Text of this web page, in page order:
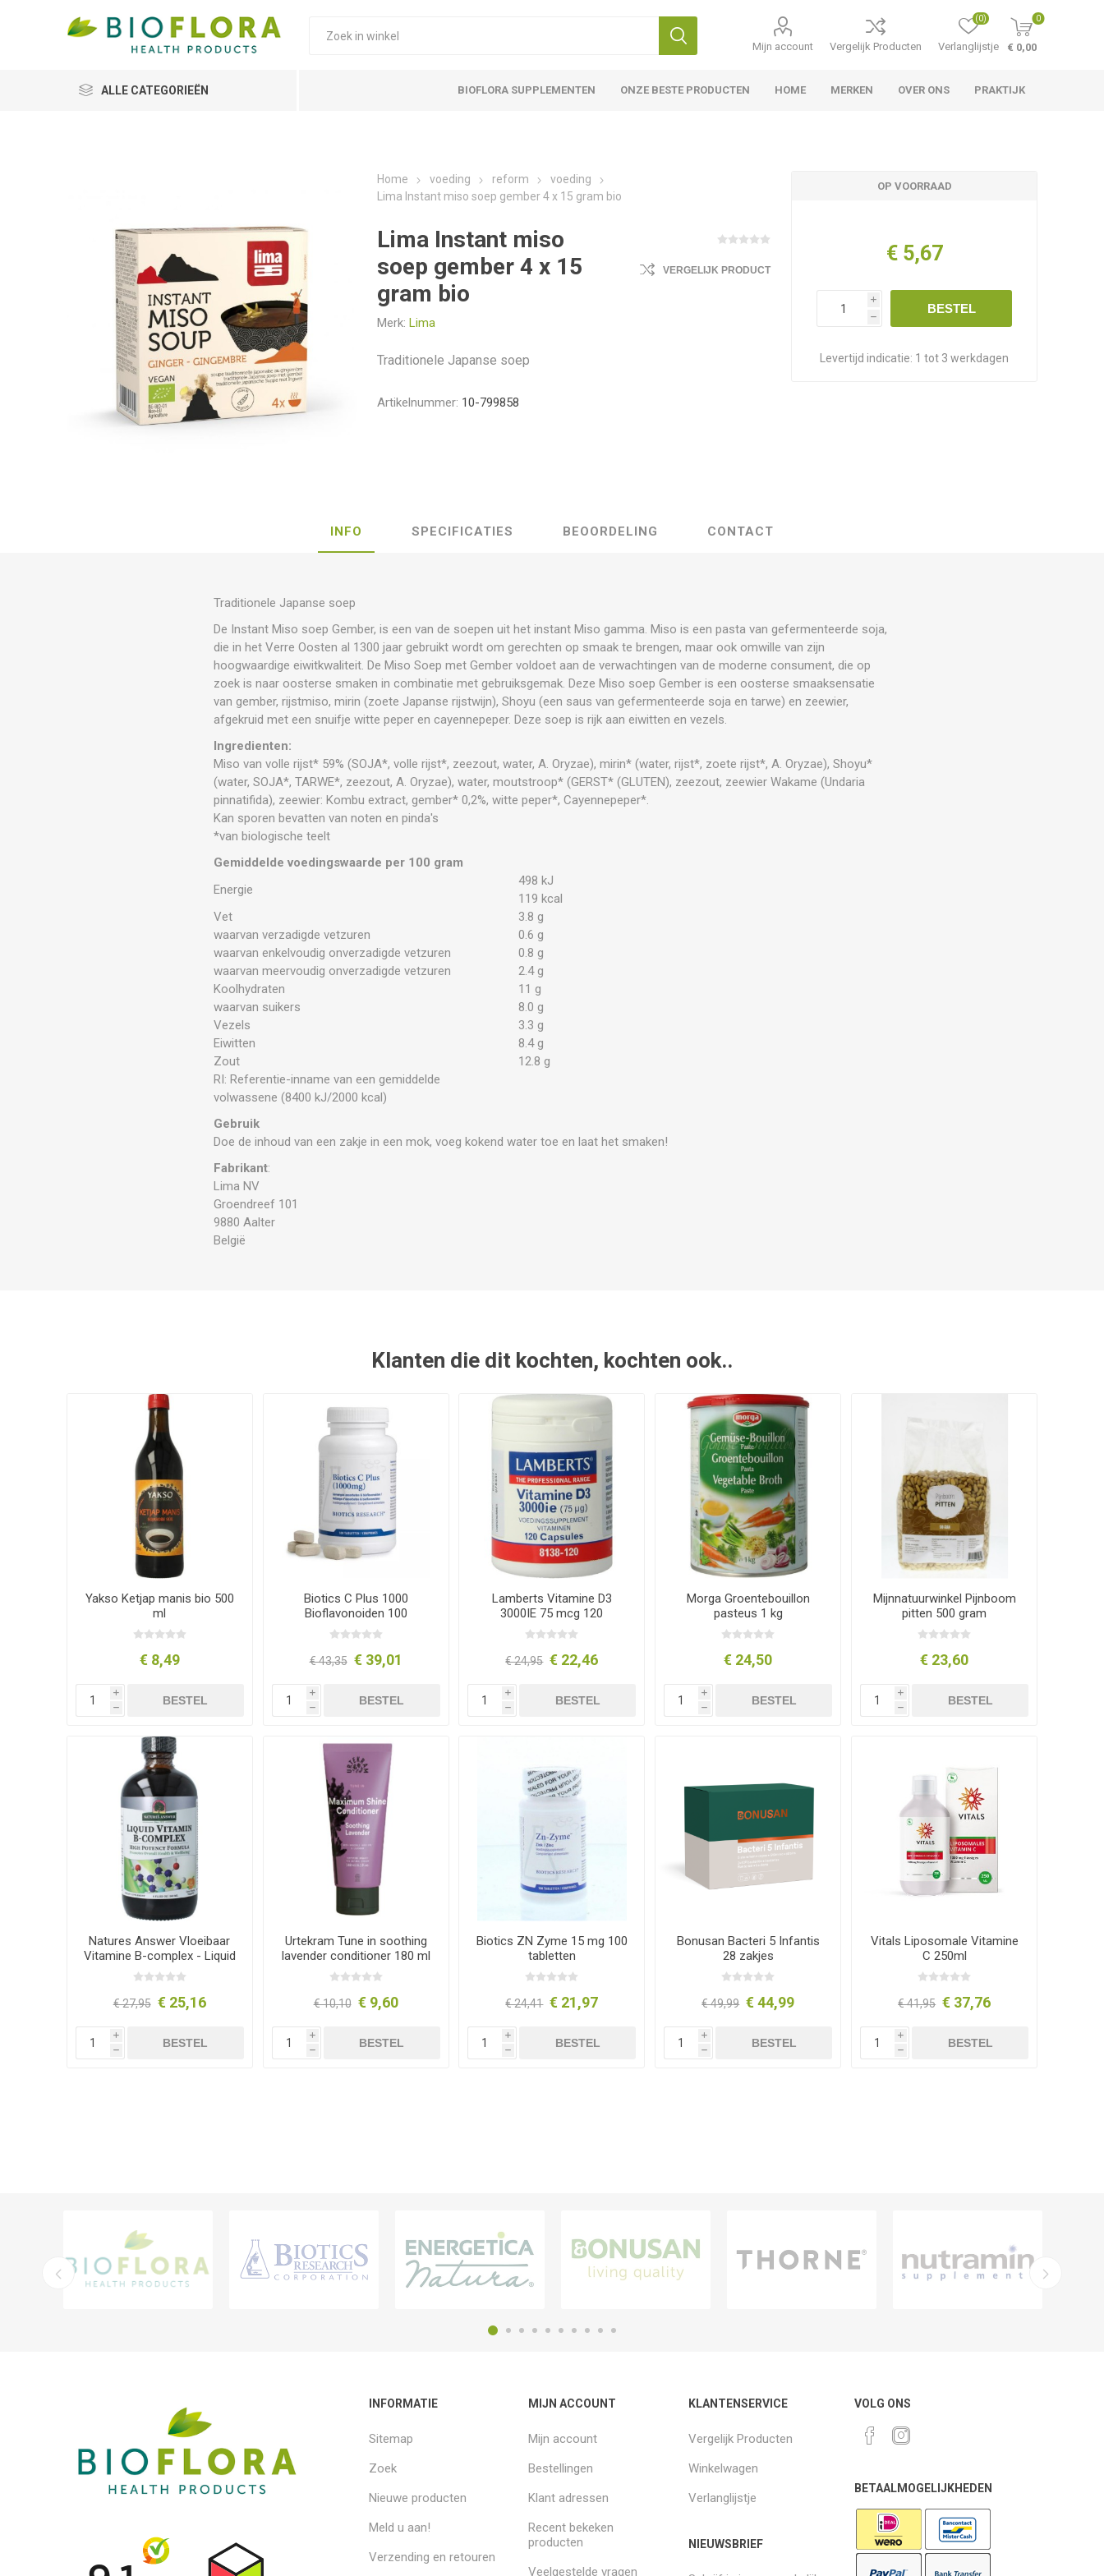
Mijn account Vergelijk Producten Verlanglijstje
(0) 0
€ 0,00
ALLE CATEGORIEËN BIOFLORA SUPPLEMENTEN ONZE BESTE PRODUCTEN HOME MERKEN OVER ONS PRAKTIJK
Home voeding reform
voeding
Lima Instant miso soep gember 4 x 15 gram bio
Lima Instant miso
soep gember 4 x 15
gram bio
Merk: Lima
VERGELIJK PRODUCT
Traditionele Japanse soep
Artikelnummer: 10-799858
OP VOORRAAD
€ 5,67
i
h
BESTEL
Levertijd indicatie: 1 tot 3 werkdagen
INFO SPECIFICATIES BEOORDELING CONTACT
Traditionele Japanse soep
De Instant Miso soep Gember, is een van de soepen uit het instant Miso gamma. Miso is een pasta van gefermenteerde soja,
die in het Verre Oosten al 1300 jaar gebruikt wordt om gerechten op smaak te brengen, maar ook omwille van zijn
hoogwaardige eiwitkwaliteit. De Miso Soep met Gember voldoet aan de verwachtingen van de moderne consument, die op
zoek is naar oosterse smaken in combinatie met gebruiksgemak. Deze Miso soep Gember is een oosterse smaaksensatie
van gember, rijstmiso, mirin (zoete Japanse rijstwijn), Shoyu (een saus van gefermenteerde soja en tarwe) en zeewier,
afgekruid met een snuifje witte peper en cayennepeper. Deze soep is rijk aan eiwitten en vezels.
Ingredienten:
Miso van volle rijst* 59% (SOJA*, volle rijst*, zeezout, water, A. Oryzae), mirin* (water, rijst*, zoete rijst*, A. Oryzae), Shoyu*
(water, SOJA*, TARWE*, zeezout, A. Oryzae), water, moutstroop* (GERST* (GLUTEN), zeezout, zeewier Wakame (Undaria
pinnatifida), zeewier: Kombu extract, gember* 0,2%, witte peper*, Cayennepeper*.
Kan sporen bevatten van noten en pinda's
*van biologische teelt
Gemiddelde voedingswaarde per 100 gram
Energie
498 kJ
119 kcal
Vet
3.8 g
waarvan verzadigde vetzuren
0.6 g
waarvan enkelvoudig onverzadigde vetzuren
0.8 g
waarvan meervoudig onverzadigde vetzuren
2.4 g
Koolhydraten
11 g
waarvan suikers
8.0 g
Vezels
3.3 g
Eiwitten
8.4 g
Zout
12.8 g
RI: Referentie-inname van een gemiddelde
volwassene (8400 kJ/2000 kcal)
Gebruik
Doe de inhoud van een zakje in een mok, voeg kokend water toe en laat het smaken!
Fabrikant:
Lima NV
Groendreef 101
9880 Aalter
België
Klanten die dit kochten, kochten ook..
Yakso Ketjap manis bio 500
ml
€ 8,49
i
h
BESTEL
Biotics C Plus 1000
Bioflavonoiden 100
tabletten
€ 43,35 € 39,01
i
h
BESTEL
Lamberts Vitamine D3
3000IE 75 mcg 120
capsules
€ 24,95 € 22,46
i
h
BESTEL
Morga Groentebouillon
pasteus 1 kg
€ 24,50
i
h
BESTEL
Mijnnatuurwinkel Pijnboom
pitten 500 gram
€ 23,60
i
h
BESTEL
Natures Answer Vloeibaar
Vitamine B-complex - Liquid
Vitamin B 240 ml
€ 27,95 € 25,16
i
h
BESTEL
Urtekram Tune in soothing
lavender conditioner 180 ml
€ 10,10 € 9,60
i
h
BESTEL
Biotics ZN Zyme 15 mg 100
tabletten
€ 24,41 € 21,97
i
h
BESTEL
Bonusan Bacteri 5 Infantis
28 zakjes
€ 49,99 € 44,99
i
h
BESTEL
Vitals Liposomale Vitamine
C 250ml
€ 41,95 € 37,76
i
h
BESTEL
INFORMATIE
Sitemap
Zoek
Nieuwe producten
Meld u aan!
Verzending en retouren
MIJN ACCOUNT
Mijn account
Bestellingen
Klant adressen
Recent bekeken
producten
Veelgestelde vragen
KLANTENSERVICE
Vergelijk Producten
Winkelwagen
Verlanglijstje
NIEUWSBRIEF
VOLG ONS
BETAALMOGELIJKHEDEN